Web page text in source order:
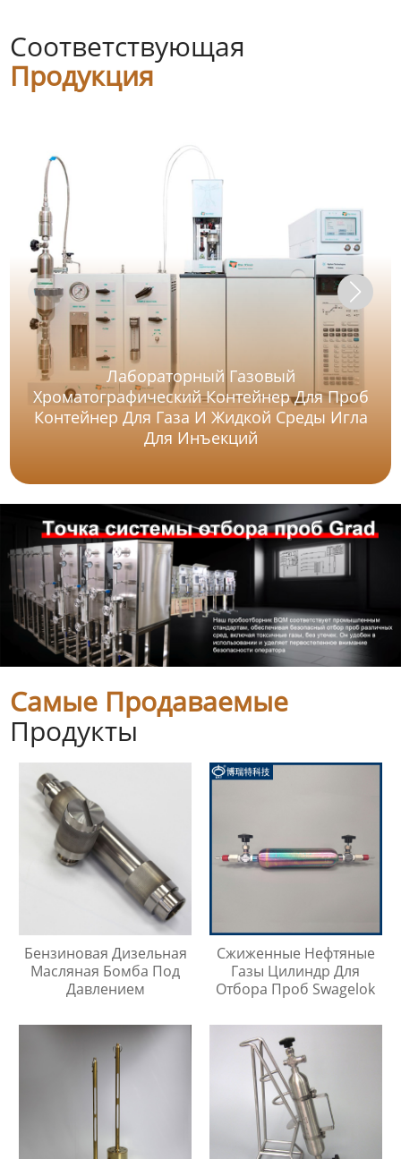
Соответствующая
Продукция
Лабораторный Газовый
Хроматографический Контейнер Для Проб
Контейнер Для Газа И Жидкой Среды Игла
Для Инъекций
Самые Продаваемые
Продукты
Бензиновая Дизельная
Масляная Бомба Под
Давлением
Сжиженные Нефтяные
Газы Цилиндр Для
Отбора Проб Swagelok